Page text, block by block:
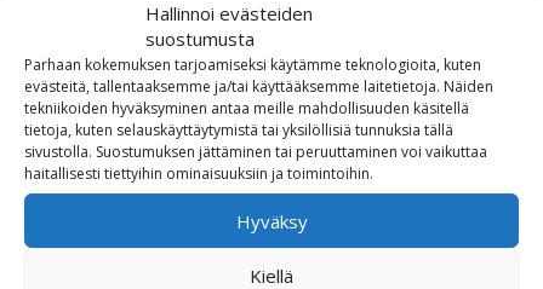
Hallinnoi evästeiden
suostumusta
Parhaan kokemuksen tarjoamiseksi käytämme teknologioita, kuten
evästeitä, tallentaaksemme ja/tai käyttääksemme laitetietoja. Näiden
tekniikoiden hyväksyminen antaa meille mahdollisuuden käsitellä
tietoja, kuten selauskäyttäytymistä tai yksilöllisiä tunnuksia tällä
sivustolla. Suostumuksen jättäminen tai peruuttaminen voi vaikuttaa
haitallisesti tiettyihin ominaisuuksiin ja toimintoihin.
Hyväksy
Kiellä
Varaosat/Sekalaiset